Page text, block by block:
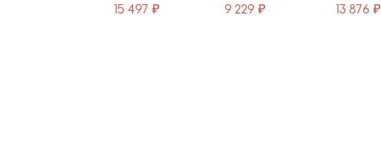
15 497 ₽ 9 229 ₽ 13 876 ₽